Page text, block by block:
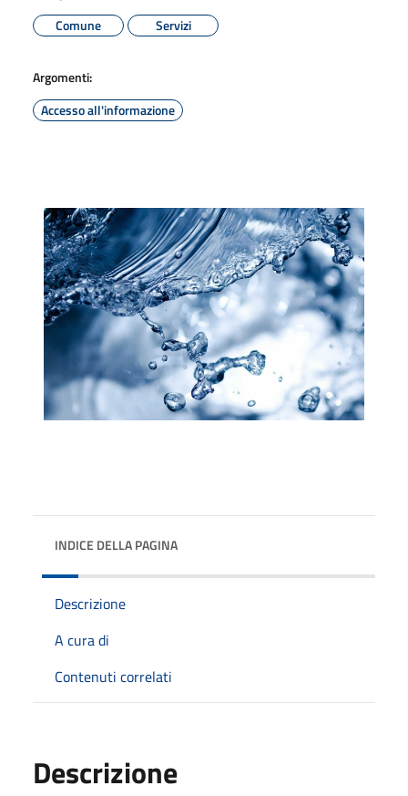
Comune
Servizi
Argomenti:
Accesso all'informazione
INDICE DELLA PAGINA
Descrizione
A cura di
Contenuti correlati
Descrizione